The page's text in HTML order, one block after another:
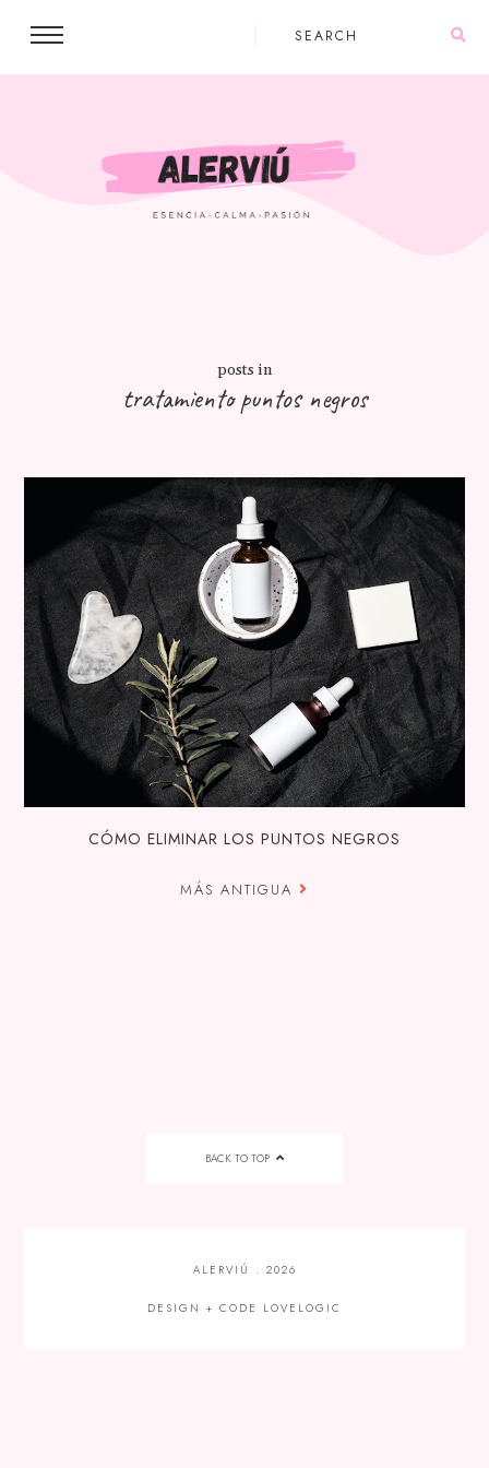
posts in
tratamiento puntos negros
CÓMO ELIMINAR LOS PUNTOS NEGROS
MÁS ANTIGUA
BACK TO TOP
ALERVIÚ . 2026
DESIGN + CODE LOVELOGIC